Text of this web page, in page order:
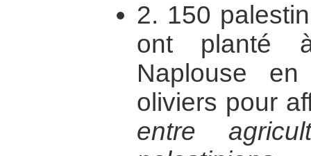
2. 150
ont planté
Naplouse
oliviers pour
entre